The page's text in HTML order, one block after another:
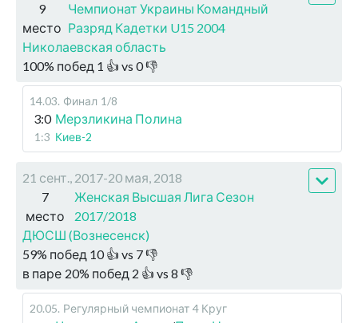
9
место
Чемпионат Украины Командный
Разряд Кадетки U15 2004
Николаевская область
100% побед 1 👍 vs 0👎
14.03. Финал 1/8
3:0 Мерзликина Полина
1:3 Киев-2
21 сент., 2017-20 мая, 2018
7
место
Женская Высшая Лига Сезон
2017/2018
ДЮСШ (Вознесенск)
59% побед 10👍 vs 7👎
в паре 20% побед 2 👍 vs 8 👎
20.05. Регулярный чемпионат 4 Круг